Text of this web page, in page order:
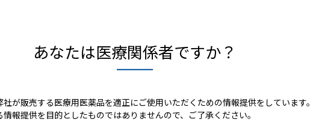
あなたは医療関係者ですか？
が販売する医療用医薬品を適正にご使用いただくための情報提供をしています。
報提供を目的としたものではありませんので、ご了承ください。